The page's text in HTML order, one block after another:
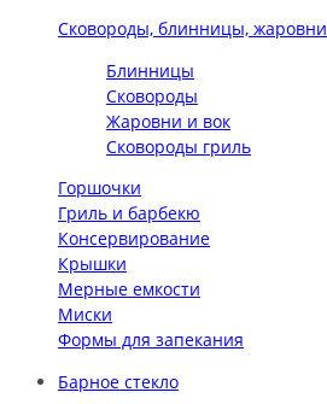
Сковороды, блинницы, жаровни
Блинницы
Сковороды
Жаровни и вок
Сковороды гриль
Горшочки
Гриль и барбекю
Консервирование
Крышки
Мерные емкости
Миски
Формы для запекания
Барное стекло